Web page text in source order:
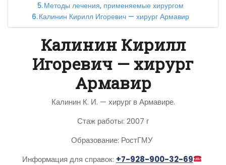
Методы лечения, применяемые хирургом
Калинин Кирилл Игоревич — хирург Армавир
Калинин Кирилл
Игоревич — хирург
Армавир
Калинин К. И. — хирург в Армавире.
Стаж работы: 2007 г
Образование: РостГМУ
Информация для справок: +7-928-900-32-69